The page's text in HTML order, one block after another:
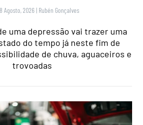
Agosto, 2026 | Rubén Gonçalves
uma depressão vai trazer uma
do tempo já neste fim de
de chuva, aguaceiros e
trovoadas